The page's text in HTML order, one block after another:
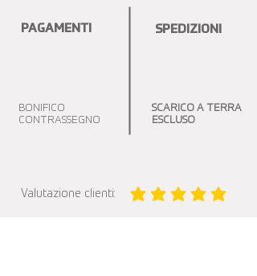
PAGAMENTI SPEDIZIONI
BONIFICO
CONTRASSEGNO
SCARICO A TERRA
ESCLUSO
Valutazione clienti: la valutazione media è 5 su